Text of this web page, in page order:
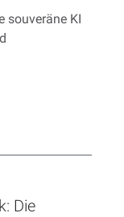
souveräne KI
Die